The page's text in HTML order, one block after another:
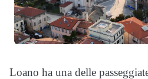
Loano ha una delle